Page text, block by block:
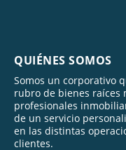
QUIÉNES SOMOS
Somos un corporativo
rubro de bienes raíces
profesionales
de un servicio
en las distintas
clientes.